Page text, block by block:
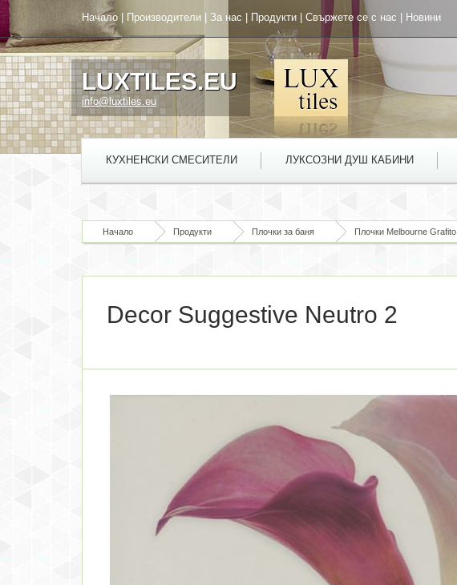
Начало Производители За нас Продукти Свържете се с нас Новини
LUXTILES.EU
info@luxtiles.eu
КУХНЕНСКИ СМЕСИТЕЛИ ЛУКСОЗНИ ДУШ КАБИНИ
Начало Продукти Плочки за баня Плочки Melbourne Grafito
Decor Suggestive Neutro 2